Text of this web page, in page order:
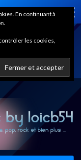
En continuant à
les cookies,